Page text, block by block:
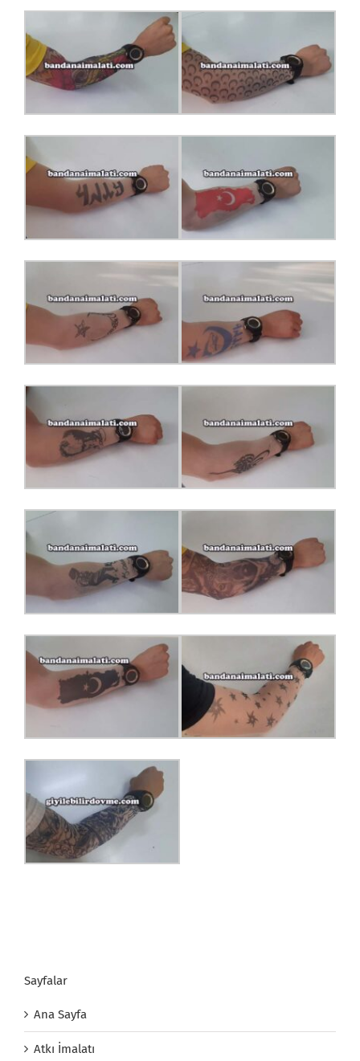
Sayfalar
Ana Sayfa
Atkı İmalatı